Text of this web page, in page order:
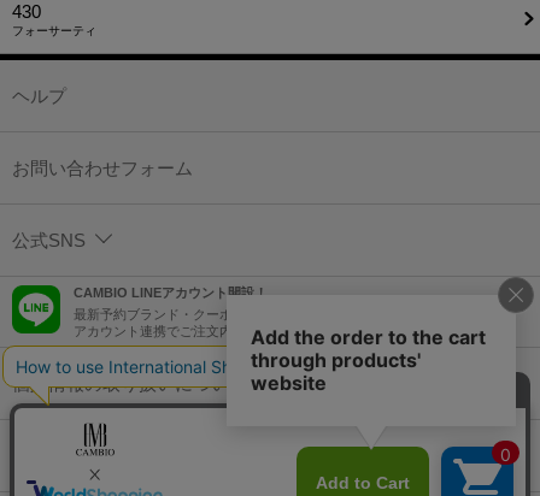
430
フォーサーティ
ヘルプ
お問い合わせフォーム
公式SNS
CAMBIO LINEアカウント開設！
最新予約ブランド・クーポン情報などを配信！
アカウント連携でご注文内容をLINEでも確認可能！
個人情報の取り扱いについて
特定商取引法に基づく表示